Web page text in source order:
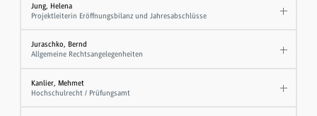
Jung, Helena
Projektleiterin Eröffnungsbilanz und Jahresabschlüsse
Juraschko, Bernd
Allgemeine Rechtsangelegenheiten
Kanlier, Mehmet
Hochschulrecht / Prüfungsamt